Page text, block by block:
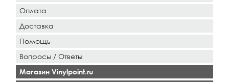
Оплата
Доставка
Помощь
Вопросы / Ответы
Магазин Vinylpoint.ru